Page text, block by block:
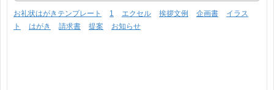
お礼状はがきテンプレート 1 エクセル 挨拶文例 企画書
イラス
ト
はがき 請求書 提案 お知らせ